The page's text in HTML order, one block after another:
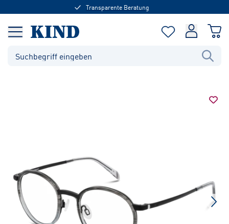
Transparente Beratung